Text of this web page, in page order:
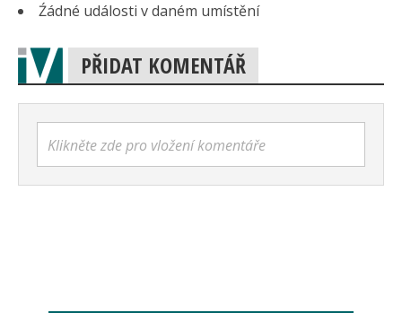
Źádné události v daném umístění
PŘIDAT KOMENTÁŘ
Klikněte zde pro vložení komentáře